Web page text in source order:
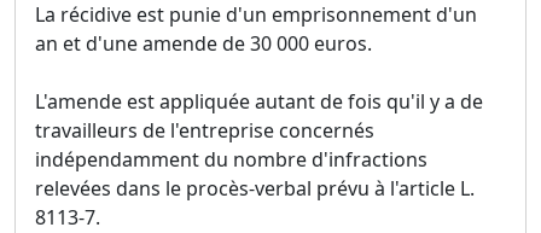
La récidive est punie d'un emprisonnement d'un
an et d'une amende de 30 000 euros.
L'amende est appliquée autant de fois qu'il y a de
travailleurs de l'entreprise concernés
indépendamment du nombre d'infractions
relevées dans le procès-verbal prévu à l'article L.
8113-7.